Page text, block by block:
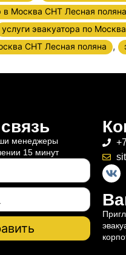
в Москва СНТ Лесная поляна
услуги эвакуатора по
СНТ Лесная поляна ,
менеджеры
15 минут